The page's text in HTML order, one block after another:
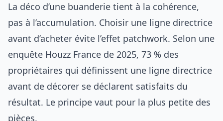
La déco d’une buanderie tient à la cohérence,
pas à l’accumulation. Choisir une ligne directrice
avant d’acheter évite l’effet patchwork. Selon une
enquête Houzz France de 2025, 73 % des
propriétaires qui définissent une ligne directrice
avant de décorer se déclarent satisfaits du
résultat. Le principe vaut pour la plus petite des
pièces.